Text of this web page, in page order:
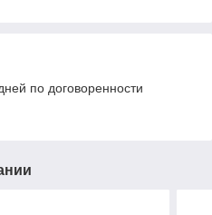
по договоренности